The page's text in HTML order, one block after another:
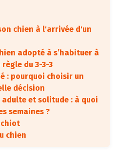
chien à l'arrivée d'un
adopté à s’habituer à
du 3-3-3
: pourquoi choisir un
décision
adulte et solitude : à quoi
semaines ?
chiot
chien